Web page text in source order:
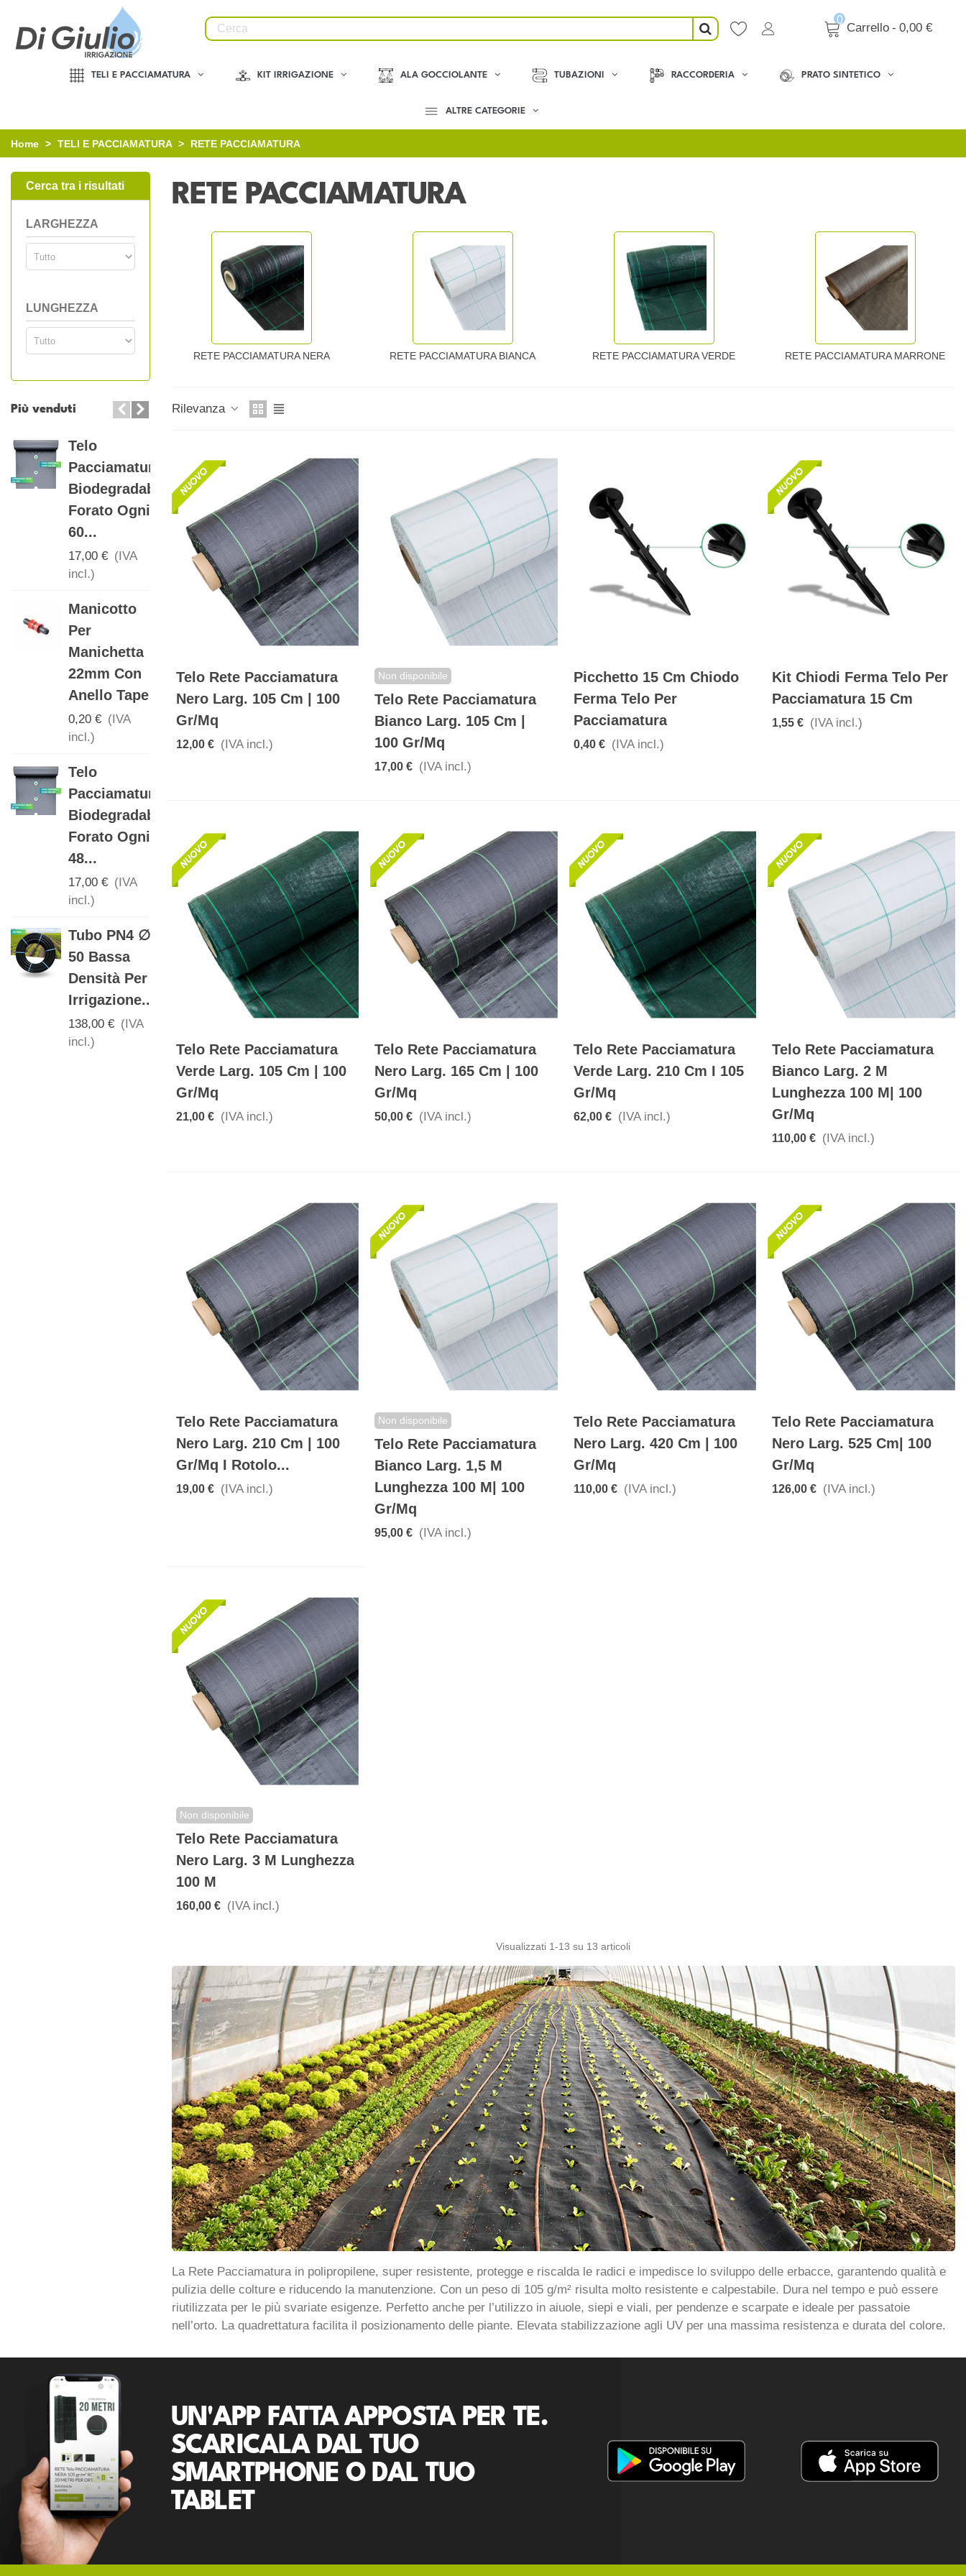
0
Carrello - 0,00 €
TELI E PACCIAMATURA KIT IRRIGAZIONE ALA GOCCIOLANTE TUBAZIONI RACCORDERIA PRATO SINTETICO
ALTRE CATEGORIE
Home > TELI E PACCIAMATURA > RETE PACCIAMATURA
Cerca tra i risultati
LARGHEZZA
LUNGHEZZA
Più venduti
Telo
Pacciamatura
Biodegradabile
Forato Ogni
60...
17,00 € (IVA
incl.)
Manicotto
Per
Manichetta
22mm Con
Anello Tape
0,20 € (IVA
incl.)
Telo
Pacciamatura
Biodegradabile
Forato Ogni
48...
17,00 € (IVA
incl.)
Tubo PN4 ∅
50 Bassa
Densità Per
Irrigazione...
138,00 € (IVA
incl.)
Pacciamatura
Biodegradabile
Con Fori...
17,00 € (IVA
incl.)
Telo
Pacciamatura
Biodegradabile
17,00 € (IVA
incl.)
Telo
Pacciamatura
incl.)
DETERGENTE
IGIENIZZANTE
PER ERBA
ARTIFICIALE
16,00 €
(IVA
incl.)
RETE PACCIAMATURA
RETE PACCIAMATURA NERA RETE PACCIAMATURA BIANCA RETE PACCIAMATURA VERDE RETE PACCIAMATURA MARRONE
Rilevanza
Telo Rete Pacciamatura
Nero Larg. 105 Cm | 100
Gr/mq
12,00 € (IVA incl.)
Non disponibile
Telo Rete Pacciamatura
Bianco Larg. 105 Cm |
100 Gr/mq
17,00 € (IVA incl.)
Picchetto 15 Cm Chiodo
Ferma Telo Per
Pacciamatura
0,40 € (IVA incl.)
Kit Chiodi Ferma Telo Per
Pacciamatura 15 Cm
1,55 € (IVA incl.)
Telo Rete Pacciamatura
Verde Larg. 105 Cm | 100
Gr/mq
21,00 € (IVA incl.)
Telo Rete Pacciamatura
Nero Larg. 165 Cm | 100
Gr/mq
50,00 € (IVA incl.)
Telo Rete Pacciamatura
Verde Larg. 210 Cm I 105
Gr/mq
62,00 € (IVA incl.)
Telo Rete Pacciamatura
Bianco Larg. 2 M
Lunghezza 100 M| 100
Gr/mq
110,00 € (IVA incl.)
Telo Rete Pacciamatura
Nero Larg. 210 Cm | 100
Gr/mq I Rotolo...
19,00 € (IVA incl.)
Non disponibile
Telo Rete Pacciamatura
Bianco Larg. 1,5 M
Lunghezza 100 M| 100
Gr/mq
95,00 € (IVA incl.)
Telo Rete Pacciamatura
Nero Larg. 420 Cm | 100
Gr/mq
110,00 € (IVA incl.)
Telo Rete Pacciamatura
Nero Larg. 525 Cm| 100
Gr/mq
126,00 € (IVA incl.)
Non disponibile
Telo Rete Pacciamatura
Nero Larg. 3 M Lunghezza
100 M
160,00 € (IVA incl.)
Visualizzati 1-13 su 13 articoli
La Rete Pacciamatura in polipropilene, super resistente, protegge e riscalda le radici e impedisce lo sviluppo delle erbacce, garantendo qualità e
pulizia delle colture e riducendo la manutenzione. Con un peso di 105 g/m² risulta molto resistente e calpestabile. Dura nel tempo e può essere
riutilizzata per le più svariate esigenze. Perfetto anche per l’utilizzo in aiuole, siepi e viali, per pendenze e scarpate e ideale per passatoie
nell’orto. La quadrettatura facilita il posizionamento delle piante. Elevata stabilizzazione agli UV per una massima resistenza e durata del colore.
UN'APP FATTA APPOSTA PER TE.
SCARICALA DAL TUO
SMARTPHONE O DAL TUO
TABLET